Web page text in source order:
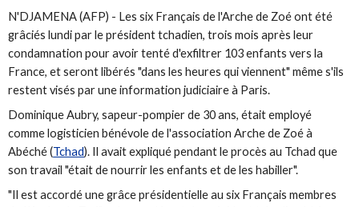
N'DJAMENA (AFP) - Les six Français de l'Arche de Zoé ont été
grâciés lundi par le président tchadien, trois mois après leur
condamnation pour avoir tenté d'exfiltrer 103 enfants vers la
France, et seront libérés "dans les heures qui viennent" même s'ils
restent visés par une information judiciaire à Paris.
Dominique Aubry, sapeur-pompier de 30 ans, était employé
comme logisticien bénévole de l'association Arche de Zoé à
Abéché (Tchad). Il avait expliqué pendant le procès au Tchad que
son travail "était de nourrir les enfants et de les habiller".
"Il est accordé une grâce présidentielle au six Français membres